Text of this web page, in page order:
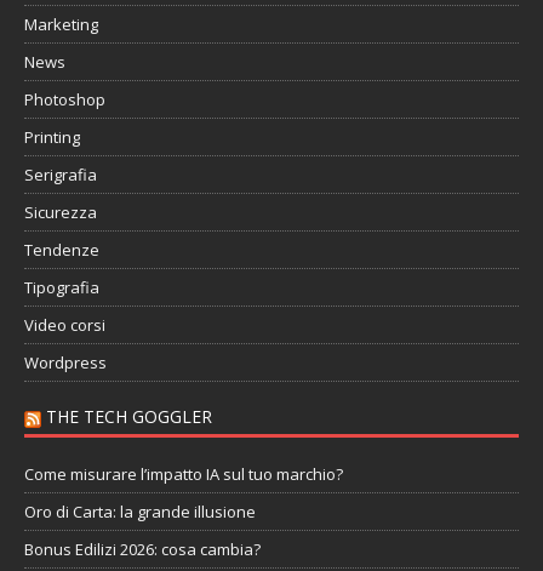
Marketing
News
Photoshop
Printing
Serigrafia
Sicurezza
Tendenze
Tipografia
Video corsi
Wordpress
THE TECH GOGGLER
Come misurare l’impatto IA sul tuo marchio?
Oro di Carta: la grande illusione
Bonus Edilizi 2026: cosa cambia?